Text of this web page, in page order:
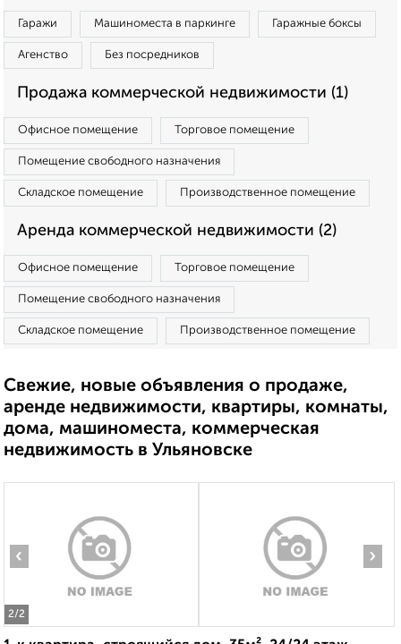
Гаражи Машиноместа в паркинге Гаражные боксы
Агенство Без посредников
Продажа коммерческой недвижимости (1)
Офисное помещение Торговое помещение
Помещение свободного назначения
Складское помещение Производственное помещение
Аренда коммерческой недвижимости (2)
Офисное помещение Торговое помещение
Помещение свободного назначения
Складское помещение Производственное помещение
Свежие, новые объявления о продаже,
аренде недвижимости, квартиры, комнаты,
дома, машиноместа, коммерческая
недвижимость в Ульяновске
2/2
‹ ›